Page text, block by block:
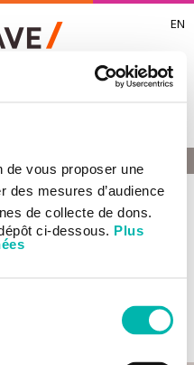
vous proposer une
des mesures d’audience
de collecte de dons.
ci-dessous. Plus
EN